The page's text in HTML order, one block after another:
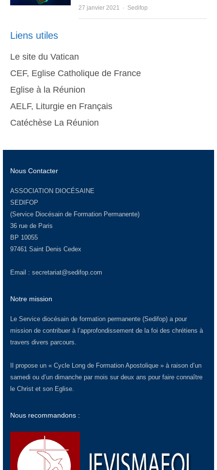
27 janvier 2021 Author
Sedifop
Liens utiles
Le site du Vatican
CEF, Eglise Catholique de France
Eglise à la Réunion
AELF, Liturgie en Français
Catéchèse La Réunion
Nous Contacter
ASSOCIATION DIOCÉSAINE
SEDIFOP
(Service Diocésain de Formation Permanente)
36 rue de Paris
BP 10055
97461 Saint Denis Cedex
Email : secretariat@sedifop.com
Notre mission
Le Service diocésain de formation permanente (Sedifop) a pour
mission de contribuer à l’approfondissement de la foi des chrétiens à
travers divers parcours.
Il propose un « Cycle Long de Formation Apostolique » à raison d’un
samedi ou d’un dimanche par mois sur deux ans pour faire connaître
le Christ et son Eglise.
Nous recommandons :